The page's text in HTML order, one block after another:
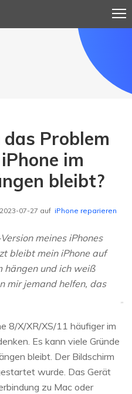
Problem
im
bleibt?
07-27 auf iPhone reparieren
meines iPhones
bleibt mein iPhone auf
hängen und ich weiß
mir jemand helfen, das
8/X/XR/XS/11 häufiger im
Es kann viele Gründe
bleibt. Der Bildschirm
wurde. Das Gerät
zu Mac oder